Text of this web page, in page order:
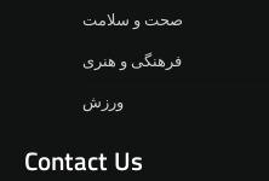
صحت و سلامت
فرهنگی و هنری
ورزش
Contact Us